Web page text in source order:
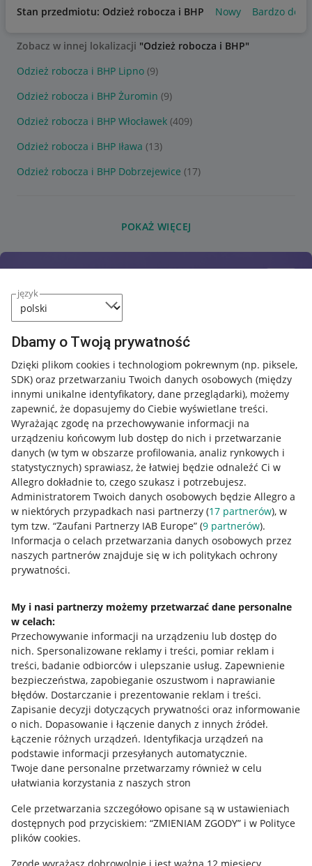
język
Dbamy o Twoją prywatność
Dzięki plikom cookies i technologiom pokrewnym (np. piksele,
SDK) oraz przetwarzaniu Twoich danych osobowych (między
innymi unikalne identyfikatory, dane przeglądarki), możemy
zapewnić, że dopasujemy do Ciebie wyświetlane treści.
Wyrażając zgodę na przechowywanie informacji na
urządzeniu końcowym lub dostęp do nich i przetwarzanie
danych (w tym w obszarze profilowania, analiz rynkowych i
statystycznych) sprawiasz, że łatwiej będzie odnaleźć Ci w
Allegro dokładnie to, czego szukasz i potrzebujesz.
Administratorem Twoich danych osobowych będzie Allegro a
w niektórych przypadkach nasi partnerzy (17 partnerów), w
tym tzw. “Zaufani Partnerzy IAB Europe” (9 partnerów).
Informacja o celach przetwarzania danych osobowych przez
naszych partnerów znajduje się w ich politykach ochrony
prywatności.
My i nasi partnerzy możemy przetwarzać dane personalne
w celach:
Przechowywanie informacji na urządzeniu lub dostęp do
nich. Spersonalizowane reklamy i treści, pomiar reklam i
treści, badanie odbiorców i ulepszanie usług. Zapewnienie
bezpieczeństwa, zapobieganie oszustwom i naprawianie
błędów. Dostarczanie i prezentowanie reklam i treści.
Zapisanie decyzji dotyczących prywatności oraz informowanie
o nich. Dopasowanie i łączenie danych z innych źródeł.
Łączenie różnych urządzeń. Identyfikacja urządzeń na
podstawie informacji przesyłanych automatycznie.
Twoje dane personalne przetwarzamy również w celu
ułatwiania korzystania z naszych stron
Cele przetwarzania szczegółowo opisane są w ustawieniach
dostępnych pod przyciskiem: “ZMIENIAM ZGODY” i w Polityce
plików cookies.
Stan przedmiotu: Odzież robocza i BHP Nowy Bardzo
Zobacz w innej lokalizacji "Odzież robocza i BHP"
Odzież robocza i BHP Lipno (9)
Odzież robocza i BHP Żuromin (9)
Odzież robocza i BHP Włocławek (409)
Odzież robocza i BHP Iława (13)
Odzież robocza i BHP Dobrzejewice (17)
POKAŻ WIĘCEJ
Przydatne informacje
Jak to działa
Allegro Gadane dla sprzedających
Allegro Gadane dla kupujących
Mapa miejscowości
Informacje prawne
Regulamin
Polityka plików "cookies"
Ustawienia plików "cookies"
Udostępnianie lokalizacji
Informacje dla Aktu o Usługach Cyfrowych